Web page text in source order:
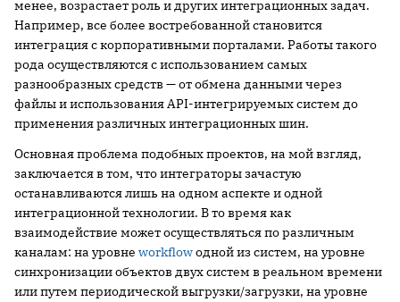
менее, возрастает роль и других интеграционных задач.
Например, все более востребованной становится
интеграция с корпоративными порталами. Работы такого
рода осуществляются с использованием самых
разнообразных средств — от обмена данными через
файлы и использования API-интегрируемых систем до
применения различных интеграционных шин.
Основная проблема подобных проектов, на мой взгляд,
заключается в том, что интеграторы зачастую
останавливаются лишь на одном аспекте и одной
интеграционной технологии. В то время как
взаимодействие может осуществляться по различным
каналам: на уровне workflowодной из систем, на уровне
синхронизации объектов двух систем в реальном времени
или путем периодической выгрузки/загрузки, на уровне